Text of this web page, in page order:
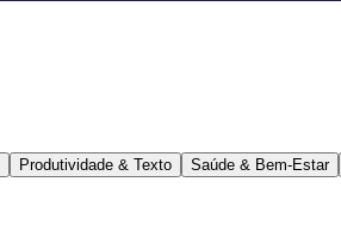
Produtividade & Texto Saúde & Bem-Estar